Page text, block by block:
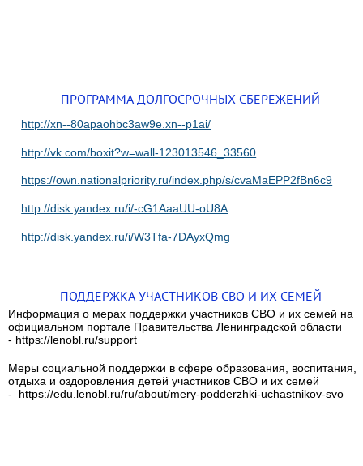
ПРОГРАММА ДОЛГОСРОЧНЫХ СБЕРЕЖЕНИЙ
http://xn--80apaohbc3aw9e.xn--p1ai/
http://vk.com/boxit?w=wall-123013546_33560
https://own.nationalpriority.ru/index.php/s/cvaMaEPP2fBn6c9
http://disk.yandex.ru/i/-cG1AaaUU-oU8A
http://disk.yandex.ru/i/W3Tfa-7DAyxQmg
ПОДДЕРЖКА УЧАСТНИКОВ СВО И ИХ СЕМЕЙ
Информация о мерах поддержки участников СВО и их семей на
официальном портале Правительства Ленинградской области
- https://lenobl.ru/support
Меры социальной поддержки в сфере образования, воспитания,
отдыха и оздоровления детей участников СВО и их семей
- https://edu.lenobl.ru/ru/about/mery-podderzhki-uchastnikov-svo